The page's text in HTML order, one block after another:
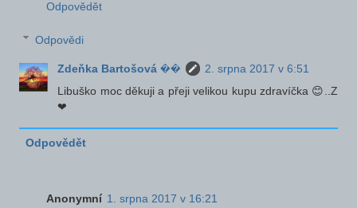
Odpovědět
Odpovědi
Zdeňka Bartošová ��
2. srpna 2017 v 6:51
Libuško moc děkuji a přeji velikou kupu zdravíčka 😊..Z
❤
Odpovědět
Anonymní 1. srpna 2017 v 16:21